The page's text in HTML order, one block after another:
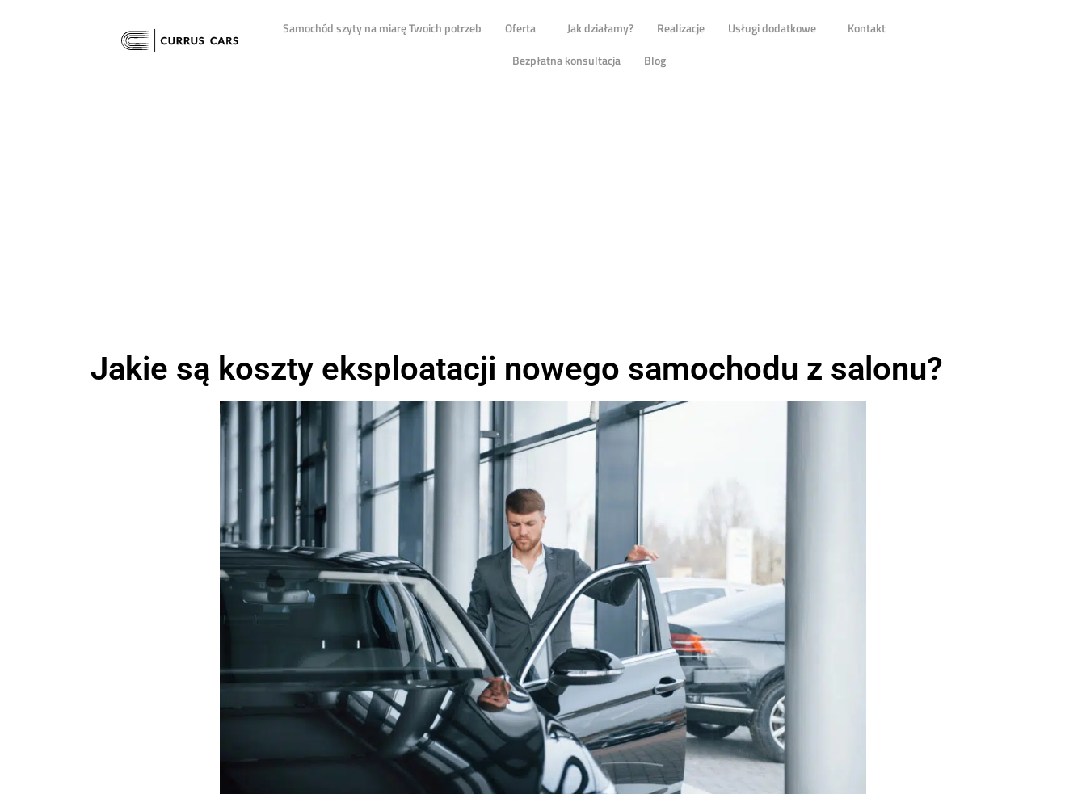
Samochód szyty na miarę Twoich potrzeb Oferta Jak działamy? Realizacje Usługi dodatkowe
Kontakt
Bezpłatna konsultacja
Blog
Jakie są koszty eksploatacji nowego samochodu z salonu?